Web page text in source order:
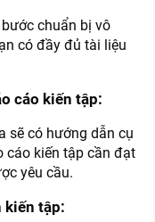
chuẩn bị vô
có đầy đủ tài liệu
cáo kiến tập:
sẽ có hướng dẫn cụ
cáo kiến tập cần đạt
yêu cầu.
kiến tập: